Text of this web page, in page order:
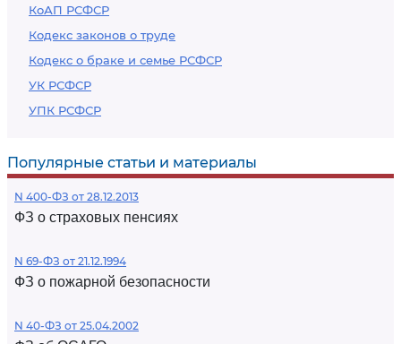
КоАП РСФСР
Кодекс законов о труде
Кодекс о браке и семье РСФСР
УК РСФСР
УПК РСФСР
Популярные статьи и материалы
N 400-ФЗ от 28.12.2013
ФЗ о страховых пенсиях
N 69-ФЗ от 21.12.1994
ФЗ о пожарной безопасности
N 40-ФЗ от 25.04.2002